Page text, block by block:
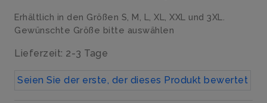
Erhältlich in den Größen S, M, L, XL, XXL und 3XL.
Gewünschte Größe bitte auswählen
Lieferzeit: 2-3 Tage
Seien Sie der erste, der dieses Produkt bewertet